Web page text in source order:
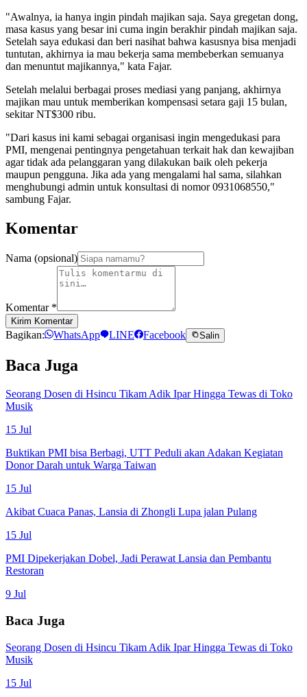
"Awalnya, ia hanya ingin pindah majikan saja. Saya gregetan dong,
masa kasus yang besar ini cuma ingin berakhir pindah majikan saja.
Setelah saya edukasi dan beri nasihat bahwa kasusnya bisa menjadi
tuntutan, akhirnya ia mau bekerja sama membeberkan semuanya
dan menuntut majikannya," kata Fajar.
Setelah melalui berbagai proses mediasi yang panjang, akhirnya
majikan mau untuk memberikan kompensasi setara gaji 15 bulan,
sekitar NT$300 ribu.
"Dari kasus ini kami sebagai organisasi ingin mengedukasi para
PMI, mengenai pentingnya pengetahuan terkait hak dan kewajiban
agar tidak ada pelanggaran yang dilakukan baik oleh pekerja
maupun pengguna. Jika ada yang mengalami hal sama, silahkan
menghubungi admin untuk konsultasi di nomor 0931068550,"
sambung Fajar.
Komentar
Nama (opsional)
Komentar *
Kirim Komentar
Bagikan: WhatsApp LINE Facebook Salin
Baca Juga
Seorang Dosen di Hsincu Tikam Adik Ipar Hingga Tewas di Toko
Musik
15 Jul
Buktikan PMI bisa Berbagi, UTT Peduli akan Adakan Kegiatan
Donor Darah untuk Warga Taiwan
15 Jul
Akibat Cuaca Panas, Lansia di Zhongli Lupa jalan Pulang
15 Jul
PMI Dipekerjakan Dobel, Jadi Perawat Lansia dan Pembantu
Restoran
9 Jul
Baca Juga
Seorang Dosen di Hsincu Tikam Adik Ipar Hingga Tewas di Toko
Musik
15 Jul